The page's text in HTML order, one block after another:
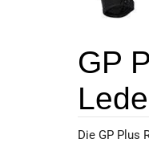
GP
Die GP Plus